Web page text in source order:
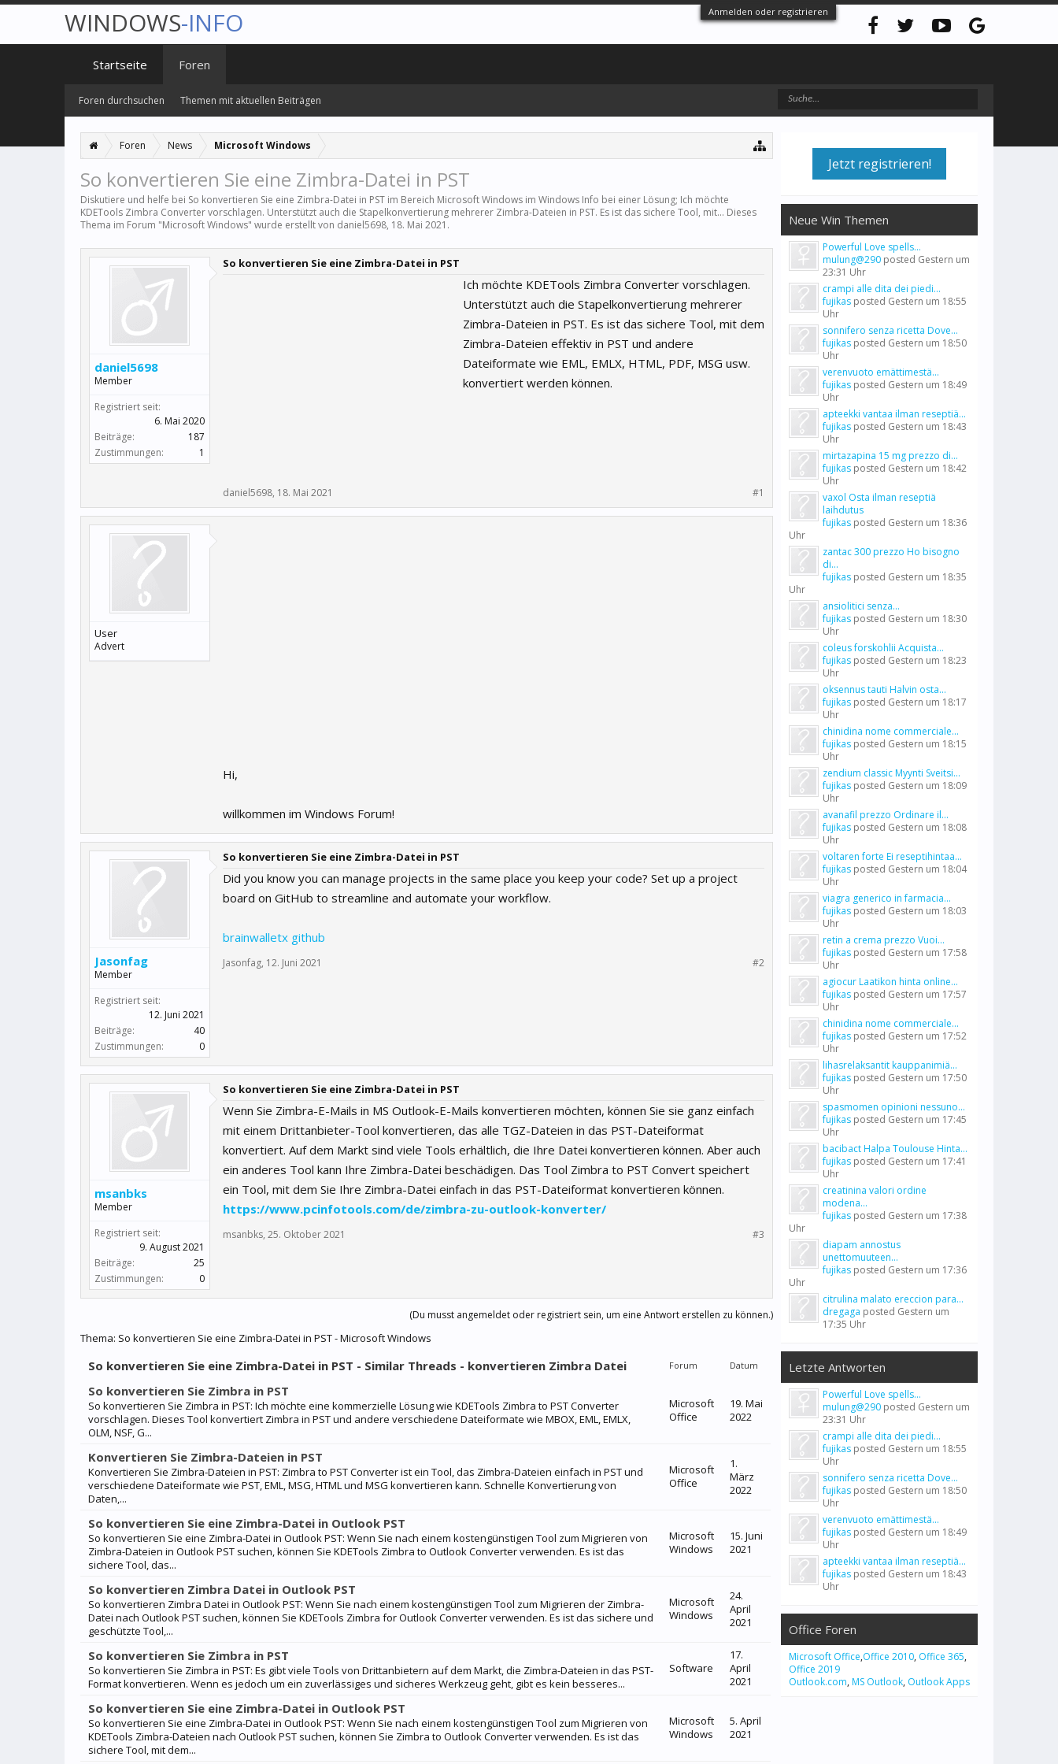
Anmelden oder registrieren
Foren News Microsoft Windows
So konvertieren Sie eine Zimbra-Datei in PST
Diskutiere und helfe bei So konvertieren Sie eine Zimbra-Datei in PST im Bereich Microsoft Windows im Windows Info bei einer Lösung; Ich möchte
KDETools Zimbra Converter vorschlagen. Unterstützt auch die Stapelkonvertierung mehrerer Zimbra-Dateien in PST. Es ist das sichere Tool, mit... Dieses
Thema im Forum "Microsoft Windows" wurde erstellt von daniel5698, 18. Mai 2021 .
daniel5698
Member
Registriert seit:
6. Mai 2020
Beiträge:
187
Zustimmungen:
1
So konvertieren Sie eine Zimbra-Datei in PST
Ich möchte KDETools Zimbra Converter vorschlagen.
Unterstützt auch die Stapelkonvertierung mehrerer
Zimbra-Dateien in PST. Es ist das sichere Tool, mit dem
Zimbra-Dateien effektiv in PST und andere
Dateiformate wie EML, EMLX, HTML, PDF, MSG usw.
konvertiert werden können.
daniel5698, 18. Mai 2021 #1
User
Advert
Hi,
willkommen im Windows Forum!
Jasonfag
Member
Registriert seit:
12. Juni 2021
Beiträge:
40
Zustimmungen:
0
So konvertieren Sie eine Zimbra-Datei in PST
Did you know you can manage projects in the same place you keep your code? Set up a project
board on GitHub to streamline and automate your workflow.
brainwalletx github
Jasonfag, 12. Juni 2021 #2
msanbks
Member
Registriert seit:
9. August 2021
Beiträge:
25
Zustimmungen:
0
So konvertieren Sie eine Zimbra-Datei in PST
Wenn Sie Zimbra-E-Mails in MS Outlook-E-Mails konvertieren möchten, können Sie sie ganz einfach
mit einem Drittanbieter-Tool konvertieren, das alle TGZ-Dateien in das PST-Dateiformat
konvertiert. Auf dem Markt sind viele Tools erhältlich, die Ihre Datei konvertieren können. Aber auch
ein anderes Tool kann Ihre Zimbra-Datei beschädigen. Das Tool Zimbra to PST Convert speichert
ein Tool, mit dem Sie Ihre Zimbra-Datei einfach in das PST-Dateiformat konvertieren können.
https://www.pcinfotools.com/de/zimbra-zu-outlook-konverter/
msanbks, 25. Oktober 2021 #3
(Du musst angemeldet oder registriert sein, um eine Antwort erstellen zu können.)
Thema: So konvertieren Sie eine Zimbra-Datei in PST - Microsoft Windows
So konvertieren Sie eine Zimbra-Datei in PST - Similar Threads - konvertieren Zimbra Datei Forum Datum
So konvertieren Sie Zimbra in PST
So konvertieren Sie Zimbra in PST: Ich möchte eine kommerzielle Lösung wie KDETools Zimbra to PST Converter
vorschlagen. Dieses Tool konvertiert Zimbra in PST und andere verschiedene Dateiformate wie MBOX, EML, EMLX,
OLM, NSF, G...
Microsoft
Office
19. Mai
2022
Konvertieren Sie Zimbra-Dateien in PST
Konvertieren Sie Zimbra-Dateien in PST: Zimbra to PST Converter ist ein Tool, das Zimbra-Dateien einfach in PST und
verschiedene Dateiformate wie PST, EML, MSG, HTML und MSG konvertieren kann. Schnelle Konvertierung von
Daten,...
Microsoft
Office
1.
März
2022
So konvertieren Sie eine Zimbra-Datei in Outlook PST
So konvertieren Sie eine Zimbra-Datei in Outlook PST: Wenn Sie nach einem kostengünstigen Tool zum Migrieren von
Zimbra-Dateien in Outlook PST suchen, können Sie KDETools Zimbra to Outlook Converter verwenden. Es ist das
sichere Tool, das...
Microsoft
Windows
15. Juni
2021
So konvertieren Zimbra Datei in Outlook PST
So konvertieren Zimbra Datei in Outlook PST: Wenn Sie nach einem kostengünstigen Tool zum Migrieren der Zimbra-
Datei nach Outlook PST suchen, können Sie KDETools Zimbra for Outlook Converter verwenden. Es ist das sichere und
geschützte Tool,...
Microsoft
Windows
24.
April
2021
So konvertieren Sie Zimbra in PST
So konvertieren Sie Zimbra in PST: Es gibt viele Tools von Drittanbietern auf dem Markt, die Zimbra-Dateien in das PST-
Format konvertieren. Wenn es jedoch um ein zuverlässiges und sicheres Werkzeug geht, gibt es kein besseres...
Software
17.
April
2021
So konvertieren Sie eine Zimbra-Datei in Outlook PST
So konvertieren Sie eine Zimbra-Datei in Outlook PST: Wenn Sie nach einem kostengünstigen Tool zum Migrieren von
KDETools Zimbra-Dateien nach Outlook PST suchen, können Sie Zimbra to Outlook Converter verwenden. Es ist das
sichere Tool, mit dem...
Microsoft
Windows
5. April
2021
Jetzt registrieren!
Neue Win Themen
Powerful Love spells...
mulung@290 posted Gestern um
23:31 Uhr
crampi alle dita dei piedi...
fujikas posted Gestern um 18:55
Uhr
sonnifero senza ricetta Dove...
fujikas posted Gestern um 18:50
Uhr
verenvuoto emättimestä...
fujikas posted Gestern um 18:49
Uhr
apteekki vantaa ilman reseptiä...
fujikas posted Gestern um 18:43
Uhr
mirtazapina 15 mg prezzo di...
fujikas posted Gestern um 18:42
Uhr
vaxol Osta ilman reseptiä
laihdutus
fujikas posted Gestern um 18:36
Uhr
zantac 300 prezzo Ho bisogno
di...
fujikas posted Gestern um 18:35
Uhr
ansiolitici senza...
fujikas posted Gestern um 18:30
Uhr
coleus forskohlii Acquista...
fujikas posted Gestern um 18:23
Uhr
oksennus tauti Halvin osta...
fujikas posted Gestern um 18:17
Uhr
chinidina nome commerciale...
fujikas posted Gestern um 18:15
Uhr
zendium classic Myynti Sveitsi...
fujikas posted Gestern um 18:09
Uhr
avanafil prezzo Ordinare il...
fujikas posted Gestern um 18:08
Uhr
voltaren forte Ei reseptihintaa...
fujikas posted Gestern um 18:04
Uhr
viagra generico in farmacia...
fujikas posted Gestern um 18:03
Uhr
retin a crema prezzo Vuoi...
fujikas posted Gestern um 17:58
Uhr
agiocur Laatikon hinta online...
fujikas posted Gestern um 17:57
Uhr
chinidina nome commerciale...
fujikas posted Gestern um 17:52
Uhr
lihasrelaksantit kauppanimiä...
fujikas posted Gestern um 17:50
Uhr
spasmomen opinioni nessuno...
fujikas posted Gestern um 17:45
Uhr
bacibact Halpa Toulouse Hinta...
fujikas posted Gestern um 17:41
Uhr
creatinina valori ordine
modena...
fujikas posted Gestern um 17:38
Uhr
diapam annostus
unettomuuteen...
fujikas posted Gestern um 17:36
Uhr
citrulina malato ereccion para...
dregaga posted Gestern um
17:35 Uhr
Letzte Antworten
Powerful Love spells...
mulung@290 posted Gestern um
23:31 Uhr
crampi alle dita dei piedi...
fujikas posted Gestern um 18:55
Uhr
sonnifero senza ricetta Dove...
fujikas posted Gestern um 18:50
Uhr
verenvuoto emättimestä...
fujikas posted Gestern um 18:49
Uhr
apteekki vantaa ilman reseptiä...
fujikas posted Gestern um 18:43
Uhr
Office Foren
Microsoft Office,Office 2010, Office 365,
Office 2019
Outlook.com, MS Outlook, Outlook Apps
WINDOWS-INFO
Startseite Foren
Foren durchsuchen Themen mit aktuellen Beiträgen